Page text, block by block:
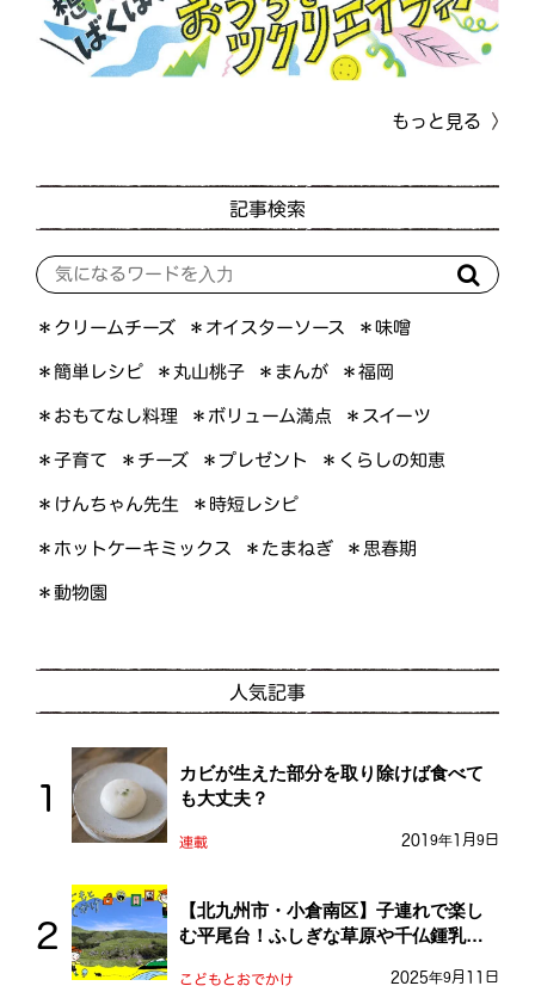
もっと見る
記事検索
＊クリームチーズ ＊オイスターソース ＊味噌
＊簡単レシピ ＊丸山桃子 ＊まんが ＊福岡
＊おもてなし料理 ＊ボリューム満点 ＊スイーツ
＊子育て ＊チーズ ＊プレゼント ＊くらしの知恵
＊けんちゃん先生 ＊時短レシピ
＊ホットケーキミックス ＊たまねぎ ＊思春期
＊動物園
人気記事
カビが生えた部分を取り除けば食べて
も大丈夫？
連載 2019年1月9日
【北九州市・小倉南区】子連れで楽し
む平尾台！ふしぎな草原や千仏鍾乳洞
こどもとおでかけ 2025年9月11日